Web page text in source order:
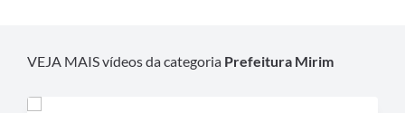
VEJA MAIS vídeos da categoria Prefeitura Mirim